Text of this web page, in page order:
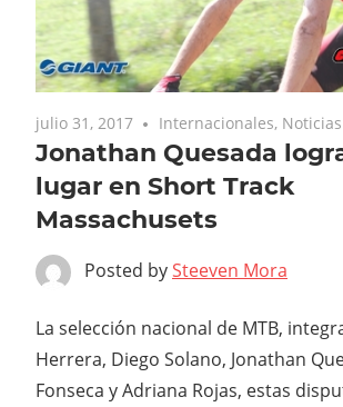
julio 31, 2017 Internacionales, Noticias
Jonathan Quesada
lugar en Short Track
Massachusets
Posted bySteeven Mora
La selección nacional de MTB,
Herrera, Diego Solano, Jonathan
Fonseca y Adriana Rojas, estas